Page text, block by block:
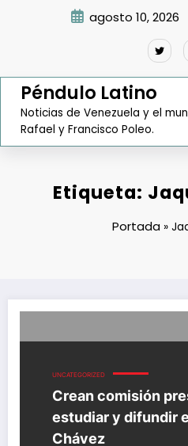
agosto 10, 2026
Péndulo Latino
Noticias de Venezuela y el
Rafael y Francisco Poleo.
Etiqueta:
Portada»
UNCATEGORIZED
Crean comisión
estudiar y difundir
Chávez